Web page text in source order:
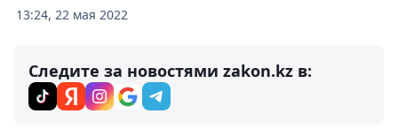
13:24, 22 мая 2022
Следите за новостями zakon.kz в: